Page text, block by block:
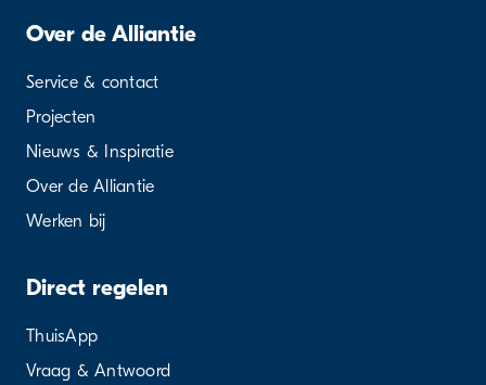
Over de Alliantie
Service & contact
Projecten
Nieuws & Inspiratie
Over de Alliantie
Werken bij
Direct regelen
ThuisApp
Vraag & Antwoord